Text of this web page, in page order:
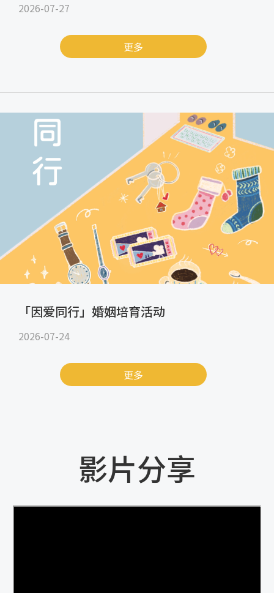
2026-07-27
更多
「因爱同行」婚姻培育活动
2026-07-24
更多
影片分享